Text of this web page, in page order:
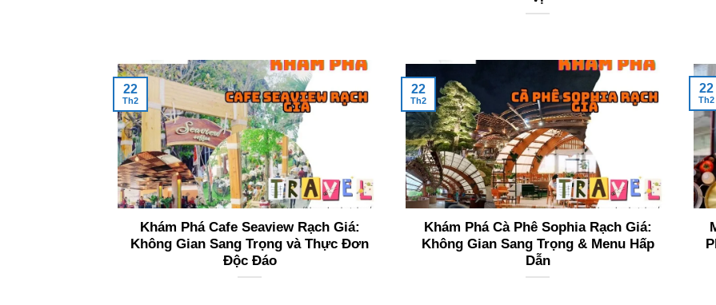
Khám Phá Cafe Seaview Rạch Giá:
Không Gian Sang Trọng và Thực Đơn
Độc Đáo
22
Th2
Khám Phá Cà Phê Sophia Rạch Giá:
Không Gian Sang Trọng & Menu Hấp
Dẫn
22
Th2
22
Th2